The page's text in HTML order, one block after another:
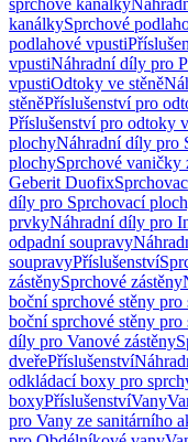
sprchové kanálky
kanálkySprchové
podlahové vpusti
vpustiNáhradní díly pro
vpustiOdtoky ve stěně
stěněPříslušenství pro
Příslušenství pro odtoky
plochyNáhradní díly pro
plochySprchové vaničky
Geberit Duofix
díly pro Sprchovací
prvkyNáhradní díly pro
odpadní soupravy
soupravyPříslušenství
zástěnySprchové zástěny
boční sprchové stěny
boční sprchové stěny
díly pro Vanové zástěny
dveřePříslušenství
odkládací boxy pro
boxyPříslušenstvíVany
pro Vany ze sanitárního